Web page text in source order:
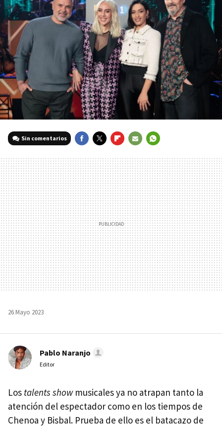
Sin comentarios
MAIL
26 Mayo 2023
Pablo Naranjo
Editor
Los talents showmusicales ya no atrapan tanto la
atención del espectador como en los tiempos de
Chenoa y Bisbal. Prueba de ello es el batacazo de